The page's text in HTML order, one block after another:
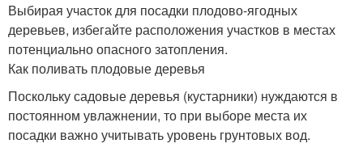
Выбирая участок для посадки плодово-ягодных
деревьев, избегайте расположения участков в местах
потенциально опасного затопления.
Как поливать плодовые деревья
Поскольку садовые деревья (кустарники) нуждаются в
постоянном увлажнении, то при выборе места их
посадки важно учитывать уровень грунтовых вод.